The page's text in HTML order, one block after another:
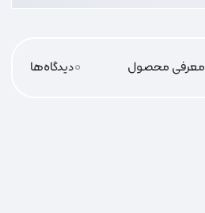
معرفی محصول 0دیدگاه‌‌ها